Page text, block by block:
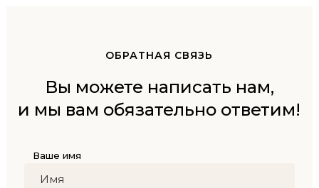
ОБРАТНАЯ СВЯЗЬ
Вы можете написать нам,
и мы вам обязательно ответим!
Ваше имя